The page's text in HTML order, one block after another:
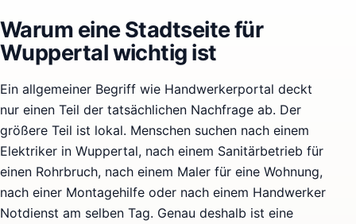
Warum eine Stadtseite für
Wuppertal wichtig ist
Ein allgemeiner Begriff wie Handwerkerportal deckt
nur einen Teil der tatsächlichen Nachfrage ab. Der
größere Teil ist lokal. Menschen suchen nach einem
Elektriker in Wuppertal, nach einem Sanitärbetrieb für
einen Rohrbruch, nach einem Maler für eine Wohnung,
nach einer Montagehilfe oder nach einem Handwerker
Notdienst am selben Tag. Genau deshalb ist eine